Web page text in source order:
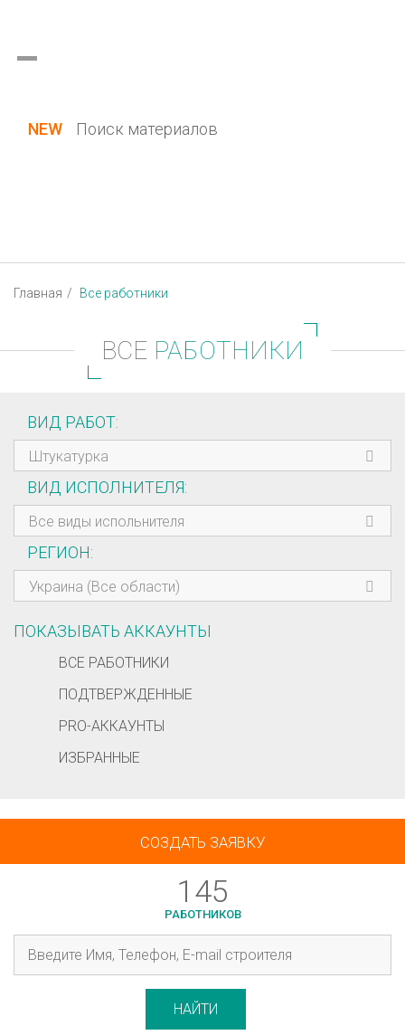
NEW Поиск материалов
Главная Все работники
ВСЕ РАБОТНИКИ
ВИД РАБОТ
Штукатурка
ВИД ИСПОЛНИТЕЛЯ
Все виды испольнителя
РЕГИОН
Украина (Все области)
ПОКАЗЫВАТЬ АККАУНТЫ
ВСЕ РАБОТНИКИ
ПОДТВЕРЖДЕННЫЕ
PRO-АККАУНТЫ
ИЗБРАННЫЕ
СОЗДАТЬ ЗАЯВКУ
145
РАБОТНИКОВ
НАЙТИ